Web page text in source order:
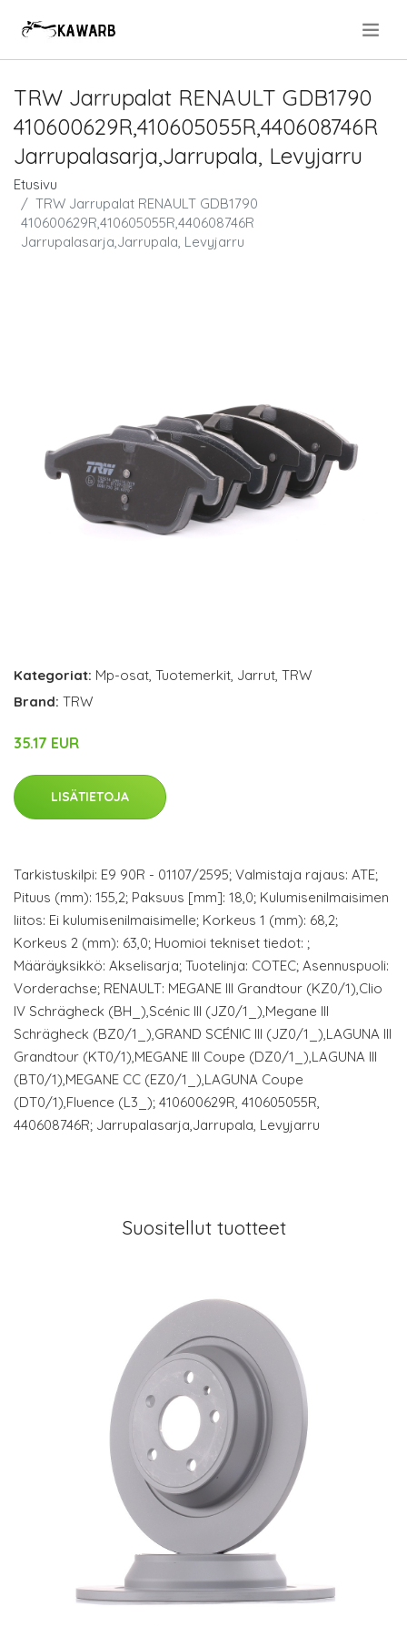
TRW Jarrupalat RENAULT GDB1790
410600629R,410605055R,440608746R
Jarrupalasarja,Jarrupala, Levyjarru
Etusivu
TRW Jarrupalat RENAULT GDB1790
410600629R,410605055R,440608746R
Jarrupalasarja,Jarrupala, Levyjarru
Kategoriat: Mp-osat, Tuotemerkit, Jarrut, TRW
Brand: TRW
35.17 EUR
LISÄTIETOJA
Tarkistuskilpi: E9 90R - 01107/2595; Valmistaja rajaus: ATE;
Pituus (mm): 155,2; Paksuus [mm]: 18,0; Kulumisenilmaisimen
liitos: Ei kulumisenilmaisimelle; Korkeus 1 (mm): 68,2;
Korkeus 2 (mm): 63,0; Huomioi tekniset tiedot: ;
Määräyksikkö: Akselisarja; Tuotelinja: COTEC; Asennuspuoli:
Vorderachse; RENAULT: MEGANE III Grandtour (KZ0/1),Clio
IV Schrägheck (BH_),Scénic III (JZ0/1_),Megane III
Schrägheck (BZ0/1_),GRAND SCÉNIC III (JZ0/1_),LAGUNA III
Grandtour (KT0/1),MEGANE III Coupe (DZ0/1_),LAGUNA III
(BT0/1),MEGANE CC (EZ0/1_),LAGUNA Coupe
(DT0/1),Fluence (L3_); 410600629R, 410605055R,
440608746R; Jarrupalasarja,Jarrupala, Levyjarru
Suositellut tuotteet